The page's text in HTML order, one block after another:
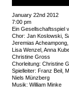
January 22nd 2012
7:00 pm
Ein Gesellschaftsspiel
Chor: Jan Koslowski,
Jeremias Acheampong,
Lisa Wenzel, Anna
Christine Gross
Chorleitung: Christine
Spielleiter: Franz Beil,
Niels Münzberg
Musik: William Minke